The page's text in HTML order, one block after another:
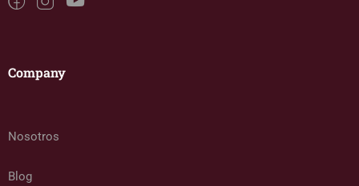
Company
Nosotros
Blog